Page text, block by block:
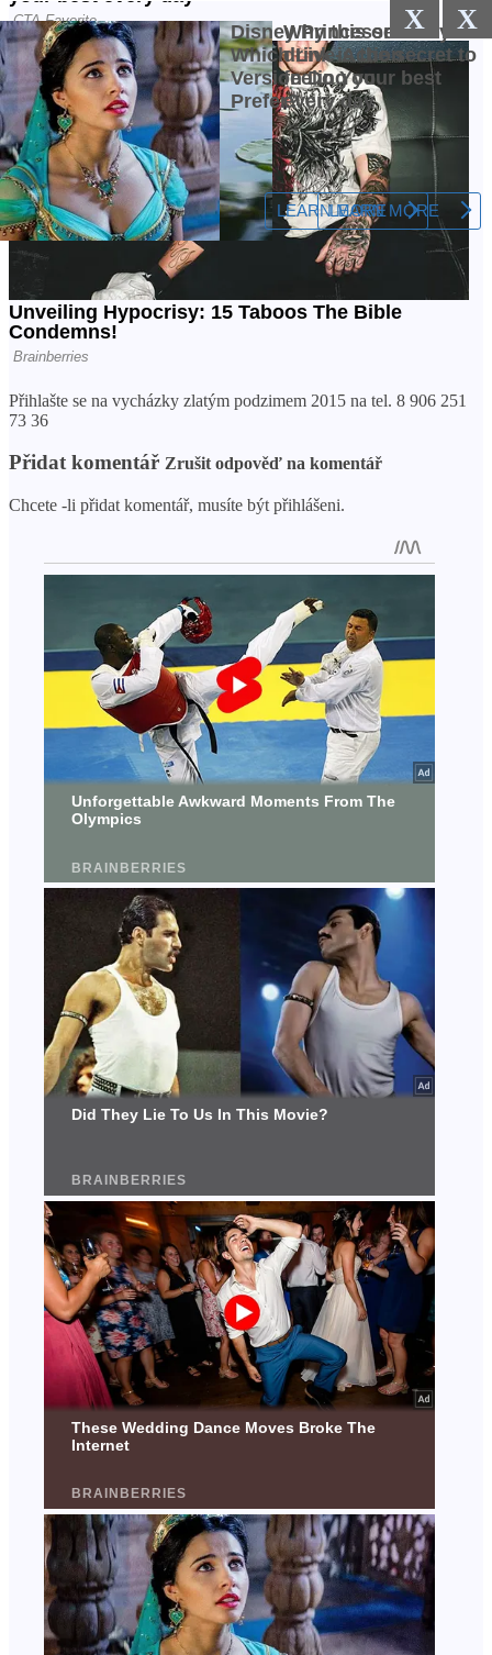
X
X
Přihlašte se na vycházky zlatým podzimem 2015 na tel. 8 906 251
73 36
Přidat komentář Zrušit odpověď na komentář
Chcete -li přidat komentář, musíte být přihlášeni.